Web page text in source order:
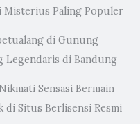
Misterius Paling Populer
di Gunung
Legendaris di Bandung
Nikmati Sensasi Bermain
di Situs Berlisensi Resmi